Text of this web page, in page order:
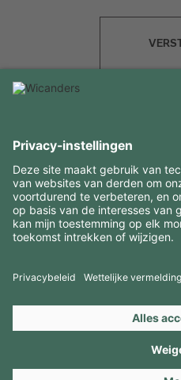
INTERESSANTE INFORMATIE
MIDDELEN
CONTACTEN